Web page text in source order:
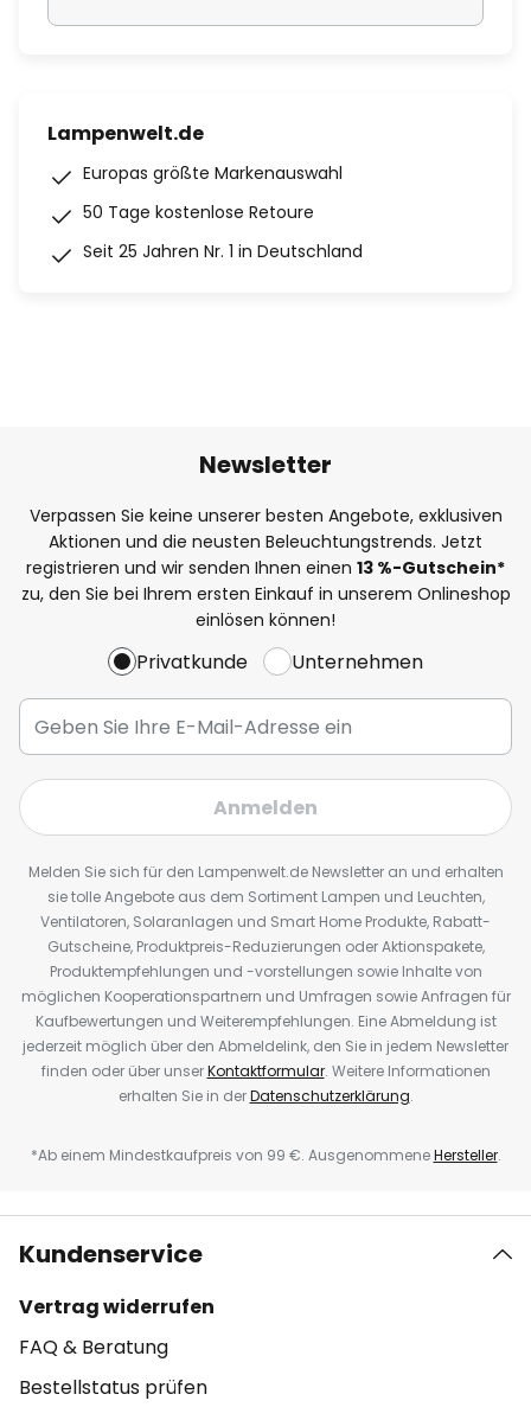
Lampenwelt.de
Europas größte Markenauswahl
50 Tage kostenlose Retoure
Seit 25 Jahren Nr. 1 in Deutschland
Newsletter
Verpassen Sie keine unserer besten Angebote, exklusiven
Aktionen und die neusten Beleuchtungstrends. Jetzt
registrieren und wir senden Ihnen einen 13 %-Gutschein*
zu, den Sie bei Ihrem ersten Einkauf in unserem Onlineshop
einlösen können!
Privatkunde Unternehmen
Anmelden
Melden Sie sich für den Lampenwelt.de Newsletter an und erhalten
sie tolle Angebote aus dem Sortiment Lampen und Leuchten,
Ventilatoren, Solaranlagen und Smart Home Produkte, Rabatt-
Gutscheine, Produktpreis-Reduzierungen oder Aktionspakete,
Produktempfehlungen und -vorstellungen sowie Inhalte von
möglichen Kooperationspartnern und Umfragen sowie Anfragen für
Kaufbewertungen und Weiterempfehlungen. Eine Abmeldung ist
jederzeit möglich über den Abmeldelink, den Sie in jedem Newsletter
finden oder über unserKontaktformular. Weitere Informationen
erhalten Sie in derDatenschutzerklärung.
*Ab einem Mindestkaufpreis von 99 €. AusgenommeneHersteller.
Kundenservice
Vertrag widerrufen
FAQ & Beratung
Bestellstatus prüfen